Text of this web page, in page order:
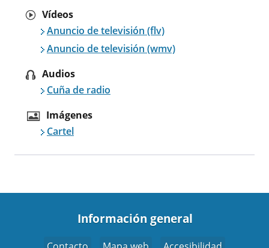
Vídeos
Anuncio de televisión (flv)
Anuncio de televisión (wmv)
Audios
Cuña de radio
Imágenes
Cartel
Información general